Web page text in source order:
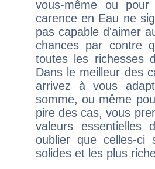
vous-même ou
carence en Eau ne
pas capable d'aimer
chances par contre
toutes les richesses
Dans le meilleur des
arrivez à vous
somme, ou même
pire des cas, vous
valeurs
oublier que celles-
solides et les plus